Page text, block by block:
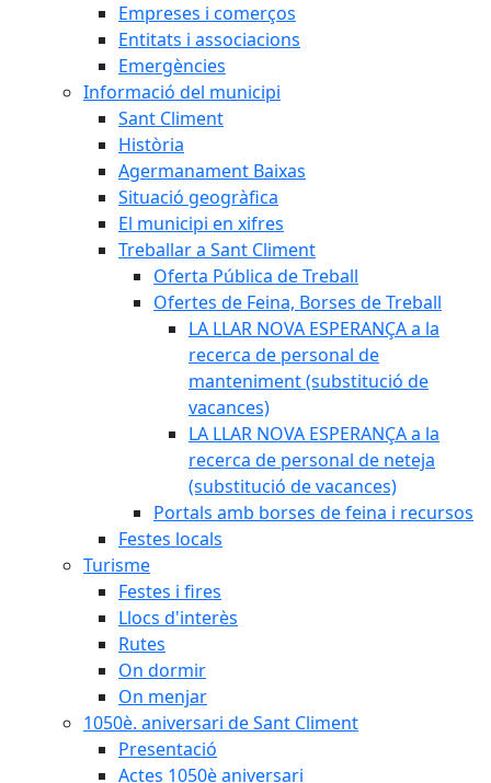
Empreses i comerços
Entitats i associacions
Emergències
Informació del municipi
Sant Climent
Història
Agermanament Baixas
Situació geogràfica
El municipi en xifres
Treballar a Sant Climent
Oferta Pública de Treball
Ofertes de Feina, Borses de Treball
LA LLAR NOVA ESPERANÇA a la
recerca de personal de
manteniment (substitució de
vacances)
LA LLAR NOVA ESPERANÇA a la
recerca de personal de neteja
(substitució de vacances)
Portals amb borses de feina i recursos
Festes locals
Turisme
Festes i fires
Llocs d'interès
Rutes
On dormir
On menjar
1050è. aniversari de Sant Climent
Presentació
Actes 1050è aniversari